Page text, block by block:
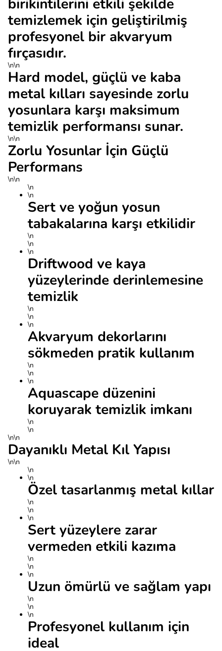
birikintilerini etkili şekilde
temizlemek için geliştirilmiş
profesyonel bir akvaryum
fırçasıdır.
\n\n
Hard model, güçlü ve kaba
metal kılları sayesinde zorlu
yosunlara karşı maksimum
temizlik performansı sunar.
\n\n
Zorlu Yosunlar İçin Güçlü
Performans
\n\n
\n
\n
Sert ve yoğun yosun
tabakalarına karşı etkilidir
\n
\n
\n
Driftwood ve kaya
yüzeylerinde derinlemesine
temizlik
\n
\n
\n
Akvaryum dekorlarını
sökmeden pratik kullanım
\n
\n
\n
Aquascape düzenini
koruyarak temizlik imkanı
\n
\n
\n\n
Dayanıklı Metal Kıl Yapısı
\n\n
\n
\n
Özel tasarlanmış metal kıllar
\n
\n
\n
Sert yüzeylere zarar
vermeden etkili kazıma
\n
\n
\n
Uzun ömürlü ve sağlam yapı
\n
\n
\n
Profesyonel kullanım için
ideal